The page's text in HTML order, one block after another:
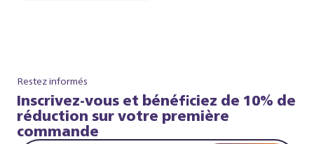
Restez informés
Inscrivez-vous et bénéficiez de 10% de
réduction sur votre première
commande